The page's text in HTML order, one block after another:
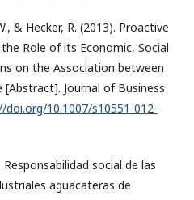
& Hecker, R. (2013). Proactive
Role of its Economic, Social
on the Association between
Journal of Business
doi.org/10.1007/s10551-012-
social de las
aguacateras de